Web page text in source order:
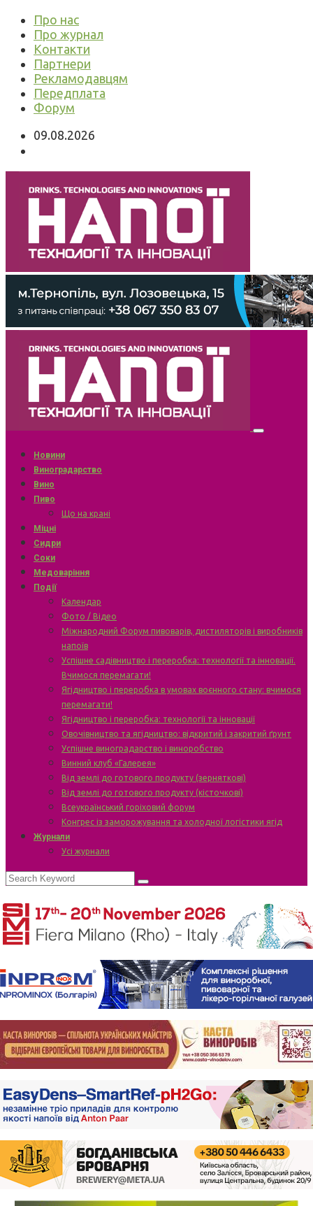
Про нас
Про журнал
Контакти
Партнери
Рекламодавцям
Передплата
Форум
09.08.2026
Новини
Виноградарство
Вино
Пиво
Що на крані
Міцні
Сидри
Соки
Медоваріння
Події
Календар
Фото / Відео
Міжнародний Форум пивоварів, дистиляторів і виробників
напоїв
Успішне садівництво і переробка: технології та інновації.
Вчимося перемагати!
Ягідництво і переробка в умовах воєнного стану: вчимося
перемагати!
Ягідництво і переробка: технології та інновації
Овочівництво та ягідництво: відкритий і закритий ґрунт
Успішне виноградарство і виноробство
Винний клуб «Галерея»
Від землі до готового продукту (зерняткові)
Від землі до готового продукту (кісточкові)
Всеукраїнський горіховий форум
Конгрес із заморожування та холодної логістики ягід
Журнали
Усі журнали